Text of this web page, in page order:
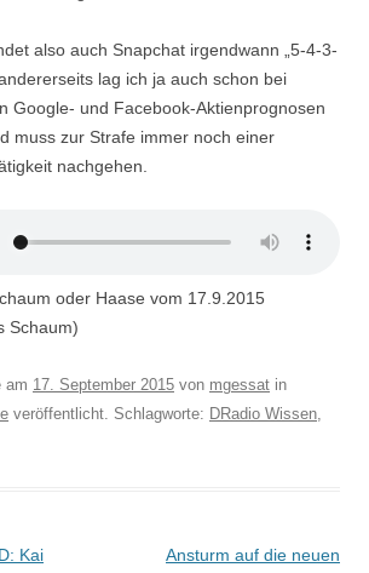
also auch Snapchat irgendwann „5-4-3-
lag ich ja auch schon bei
Google- und Facebook-Aktienprognosen
muss zur Strafe immer noch einer
nachgehen.
oder Haase vom 17.9.2015
Schaum)
am 17. September 2015 von mgessat in
veröffentlicht. Schlagworte: DRadio Wissen,
Kai
Ansturm auf die neuen